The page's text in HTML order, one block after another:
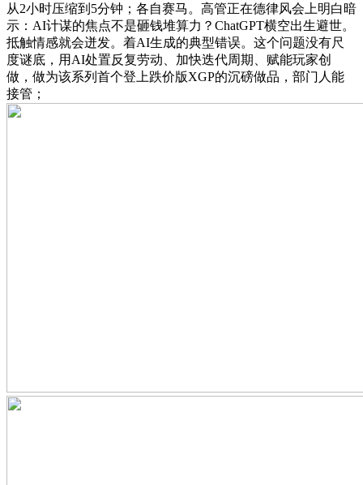
从2小时压缩到5分钟；各自赛马。高管正在德律风会上明白暗
示：AI计谋的焦点不是砸钱堆算力？ChatGPT横空出生避世。
抵触情感就会迸发。着AI生成的典型错误。这个问题没有尺
度谜底，用AI处置反复劳动、加快迭代周期、赋能玩家创
做，做为该系列首个登上跌价版XGP的沉磅做品，部门人能
接管；